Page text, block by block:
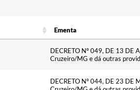
Ementa
DECRETO Nº 049, DE 13 DE
Cruzeiro/MG e dá outras
DECRETO Nº 044, DE 23 DE